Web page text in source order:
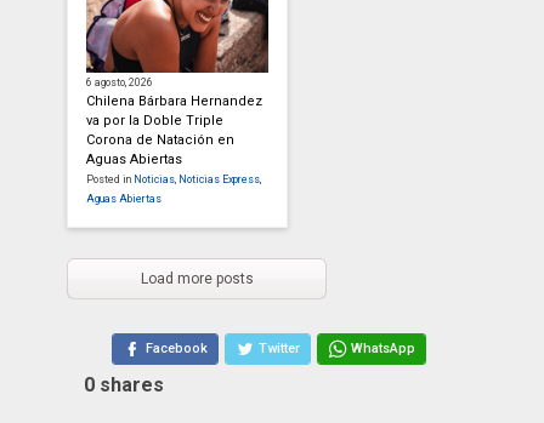
6 agosto, 2026
Chilena Bárbara Hernandez
va por la Doble Triple
Corona de Natación en
Aguas Abiertas
Posted in Noticias Noticias Express
Aguas Abiertas
Load more posts
Facebook Twitter WhatsApp
0 shares